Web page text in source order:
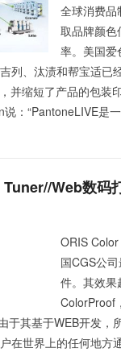
全球消费品
取品牌颜色
率。美国爱
列、汰渍和帮宝适已
并缩短了产品的包装
说：“PantoneLIVE是
Web数码
ORIS
国CGS公
件。其效果
ColorProof
于其基于WEB开发，
在世界上的任何地方